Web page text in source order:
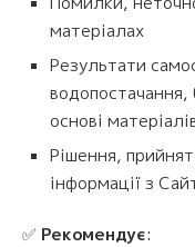
матеріалах
Результати
основі
Рішення,
інформації з
✅ Рекомендує: